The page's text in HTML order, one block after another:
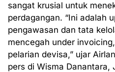
sangat krusial untuk
perdagangan. “Ini adalah
pengawasan dan tata
mencegah under
pelarian devisa,” ujar
pers di Wisma Danantara,